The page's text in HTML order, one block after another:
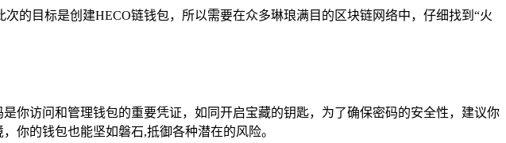
的目标是创建HECO链钱包，所以需要在众多琳琅满目的区块链网络中，仔细找到“火
你访问和管理钱包的重要凭证，如同开启宝藏的钥匙，为了确保密码的安全性，建议你
你的钱包也能坚如磐石,抵御各种潜在的风险。